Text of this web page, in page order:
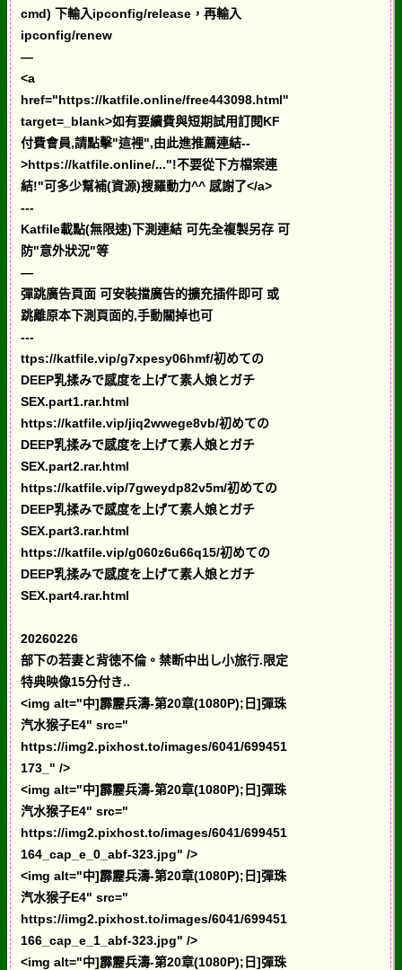
cmd) 下輸入ipconfig/release，再輸入
ipconfig/renew
—
<a
href="https://katfile.online/free443098.html"
target=_blank>如有要續費與短期試用訂閱KF
付費會員,請點擊"這裡",由此進推薦連結--
>https://katfile.online/..."!不要從下方檔案連
結!"可多少幫補(資源)搜羅動力^^ 感謝了</a>
---
Katfile載點(無限速)下測連結 可先全複製另存 可
防"意外狀況"等
—
彈跳廣告頁面 可安裝擋廣告的擴充插件即可 或
跳離原本下測頁面的,手動關掉也可
---
ttps://katfile.vip/g7xpesy06hmf/初めての
DEEP乳揉みで感度を上げて素人娘とガチ
SEX.part1.rar.html
https://katfile.vip/jiq2wwege8vb/初めての
DEEP乳揉みで感度を上げて素人娘とガチ
SEX.part2.rar.html
https://katfile.vip/7gweydp82v5m/初めての
DEEP乳揉みで感度を上げて素人娘とガチ
SEX.part3.rar.html
https://katfile.vip/g060z6u66q15/初めての
DEEP乳揉みで感度を上げて素人娘とガチ
SEX.part4.rar.html
20260226
部下の若妻と背徳不倫。禁断中出し小旅行.限定
特典映像15分付き..
<img alt="中]霹靂兵濤-第20章(1080P);日]彈珠
汽水猴子E4" src="
https://img2.pixhost.to/images/6041/699451
173_" />
<img alt="中]霹靂兵濤-第20章(1080P);日]彈珠
汽水猴子E4" src="
https://img2.pixhost.to/images/6041/699451
164_cap_e_0_abf-323.jpg" />
<img alt="中]霹靂兵濤-第20章(1080P);日]彈珠
汽水猴子E4" src="
https://img2.pixhost.to/images/6041/699451
166_cap_e_1_abf-323.jpg" />
<img alt="中]霹靂兵濤-第20章(1080P);日]彈珠